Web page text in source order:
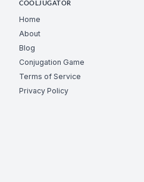
COOLJUGATOR
Home
About
Blog
Conjugation Game
Terms of Service
Privacy Policy